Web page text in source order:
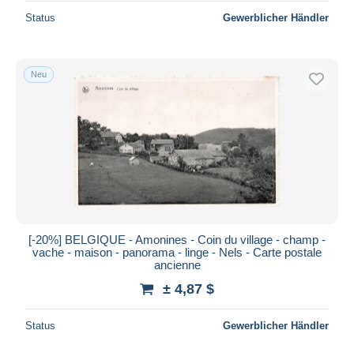
Wohnsitz des Verkäufers
Übernehmen
Status Gewerblicher Händler
Neu
[-20%] BELGIQUE - Amonines - Coin du village - champ -
vache - maison - panorama - linge - Nels - Carte postale
ancienne
± 4,87 $
Status Gewerblicher Händler